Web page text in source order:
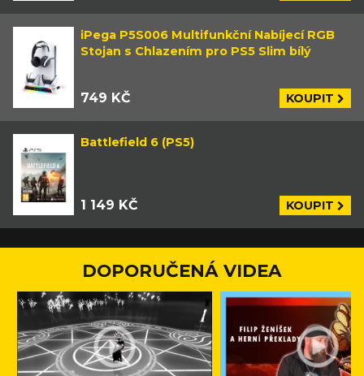
iPega P5S006 Multifunkční Nabíjecí RGB
Stojan s Chlazením pro PS5 Slim bílý
749 KČ KOUPIT
Battlefield 6 (PS5)
1 149 KČ KOUPIT
DOPORUČENÁ VIDEA